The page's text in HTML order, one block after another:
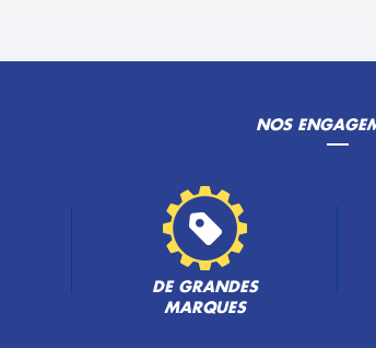
NOS
DE GRANDES
MARQUES